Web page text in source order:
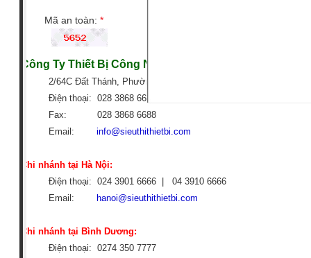
Mã an toàn: *
Công Ty Thiết Bị Công Nghiệp GTG
2/64C Đất Thánh, Phường 6, Quận Tân Bình, TP HCM
Điện thoại: 028 3868 6666
Fax: 028 3868 6688
Email: info@sieuthithietbi.com
Chi nhánh tại Hà Nội:
Điện thoại: 024 3901 6666 | 04 3910 6666
Email: hanoi@sieuthithietbi.com
Chi nhánh tại Bình Dương:
Điện thoại: 0274 350 7777